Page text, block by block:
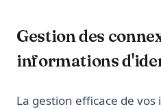
Gestion des
informations
La gestion efficace de